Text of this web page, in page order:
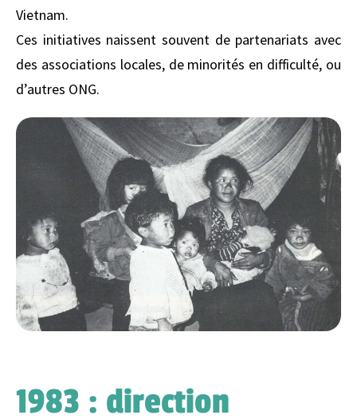
Vietnam.
Ces initiatives naissent souvent de partenariats avec
des associations locales, de minorités en difficulté, ou
d’autres ONG.
1983 : direction